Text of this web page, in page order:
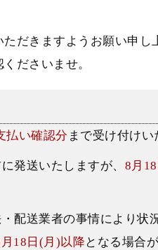
だきますようお願い申し
ださいませ。
払い確認分 まで受け付けい
発送いたしますが、 8月
配送業者の事情により状
18日(月)以降 となる場合